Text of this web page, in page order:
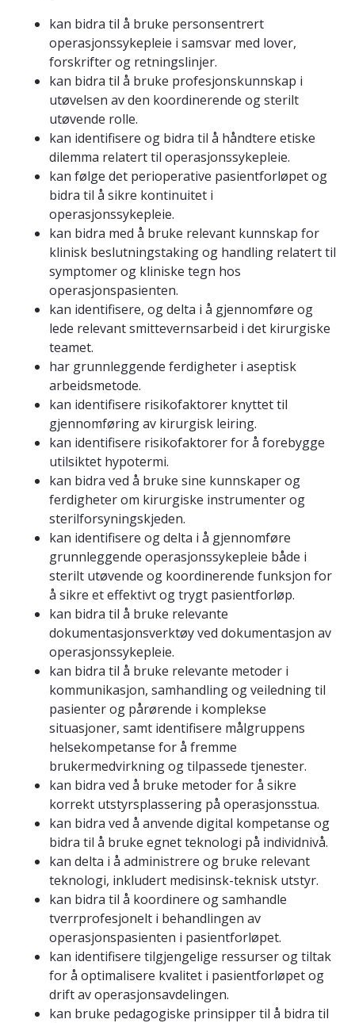
kan bidra til å bruke personsentrert
operasjonssykepleie i samsvar med lover,
forskrifter og retningslinjer.
kan bidra til å bruke profesjonskunnskap i
utøvelsen av den koordinerende og sterilt
utøvende rolle.
kan identifisere og bidra til å håndtere etiske
dilemma relatert til operasjonssykepleie.
kan følge det perioperative pasientforløpet og
bidra til å sikre kontinuitet i
operasjonssykepleie.
kan bidra med å bruke relevant kunnskap for
klinisk beslutningstaking og handling relatert til
symptomer og kliniske tegn hos
operasjonspasienten.
kan identifisere, og delta i å gjennomføre og
lede relevant smittevernsarbeid i det kirurgiske
teamet.
har grunnleggende ferdigheter i aseptisk
arbeidsmetode.
kan identifisere risikofaktorer knyttet til
gjennomføring av kirurgisk leiring.
kan identifisere risikofaktorer for å forebygge
utilsiktet hypotermi.
kan bidra ved å bruke sine kunnskaper og
ferdigheter om kirurgiske instrumenter og
sterilforsyningskjeden.
kan identifisere og delta i å gjennomføre
grunnleggende operasjonssykepleie både i
sterilt utøvende og koordinerende funksjon for
å sikre et effektivt og trygt pasientforløp.
kan bidra til å bruke relevante
dokumentasjonsverktøy ved dokumentasjon av
operasjonssykepleie.
kan bidra til å bruke relevante metoder i
kommunikasjon, samhandling og veiledning til
pasienter og pårørende i komplekse
situasjoner, samt identifisere målgruppens
helsekompetanse for å fremme
brukermedvirkning og tilpassede tjenester.
kan bidra ved å bruke metoder for å sikre
korrekt utstyrsplassering på operasjonsstua.
kan bidra ved å anvende digital kompetanse og
bidra til å bruke egnet teknologi på individnivå.
kan delta i å administrere og bruke relevant
teknologi, inkludert medisinsk-teknisk utstyr.
kan bidra til å koordinere og samhandle
tverrprofesjonelt i behandlingen av
operasjonspasienten i pasientforløpet.
kan identifisere tilgjengelige ressurser og tiltak
for å optimalisere kvalitet i pasientforløpet og
drift av operasjonsavdelingen.
kan bruke pedagogiske prinsipper til å bidra til